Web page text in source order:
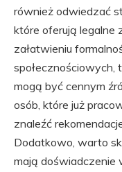
również odwiedzać
które oferują legalne
załatwieniu
społecznościowych,
mogą być cennym
osób, które już
znaleźć
Dodatkowo, warto
mają doświadczenie